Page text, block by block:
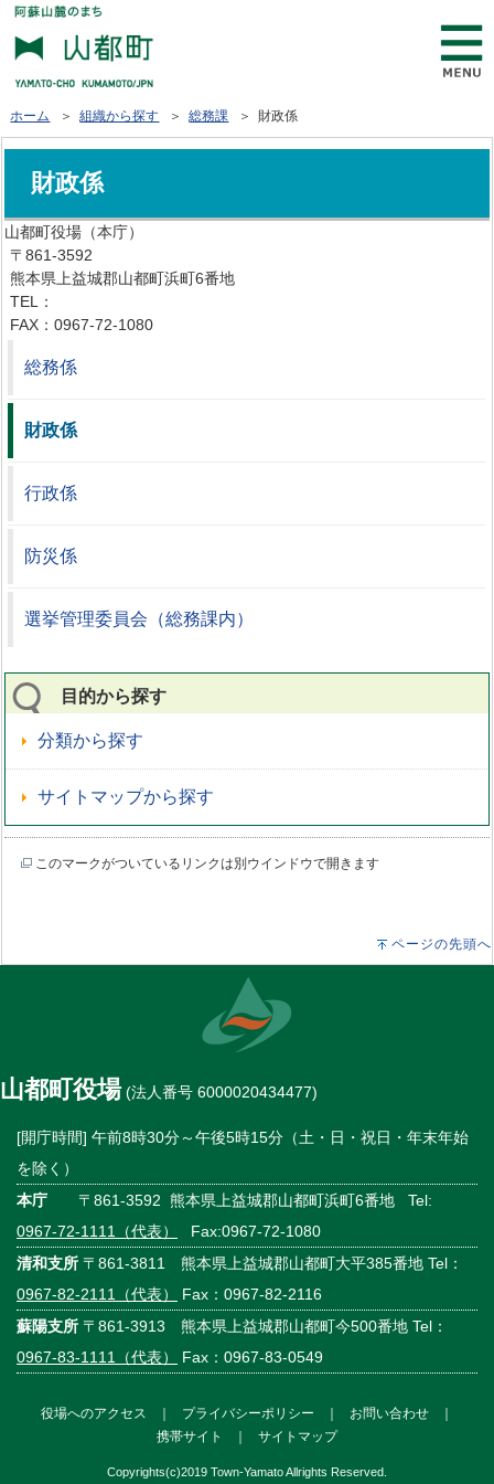
ホーム ＞組織から探す ＞総務課 ＞ 財政係
財政係
山都町役場（本庁）
〒861-3592
熊本県上益城郡山都町浜町6番地
TEL：
FAX：0967-72-1080
総務係
財政係
行政係
防災係
選挙管理委員会（総務課内）
目的から探す
分類から探す
サイトマップから探す
このマークがついているリンクは別ウインドウで開きます
ページの先頭へ
山都町役場(法人番号 6000020434477)
[開庁時間] 午前8時30分～午後5時15分（土・日・祝日・年末年始
を除く）
本庁 〒861-3592 熊本県上益城郡山都町浜町6番地 Tel:
0967-72-1111（代表）
Fax:0967-72-1080
清和支所 〒861-3811 熊本県上益城郡山都町大平385番地 Tel：
0967-82-2111（代表）
Fax：0967-82-2116
蘇陽支所 〒861-3913 熊本県上益城郡山都町今500番地 Tel：
0967-83-1111（代表）
Fax：0967-83-0549
役場へのアクセス ｜ プライバシーポリシー ｜ お問い合わせ
｜
携帯サイト
｜ サイトマップ
Copyrights(c)2019 Town-Yamato Allrights Reserved.